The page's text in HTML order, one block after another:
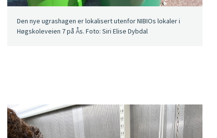
Den nye ugrashagen er lokalisert utenfor NIBIOs lokaler i
Høgskoleveien 7 på Ås. Foto: Siri Elise Dybdal